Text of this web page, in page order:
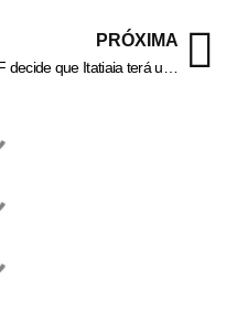
PRÓXIMA